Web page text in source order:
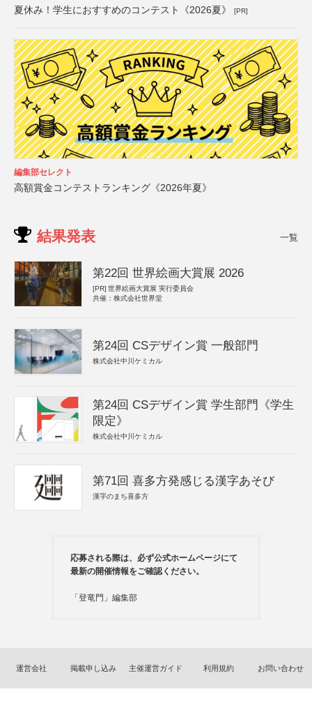
夏休み！学生におすすめのコンテスト《2026夏》 [PR]
編集部セレクト
高額賞金コンテストランキング《2026年夏》
結果発表 一覧
第22回 世界絵画大賞展 2026
[PR] 世界絵画大賞展 実行委員会
共催：株式会社世界堂
第24回 CSデザイン賞 一般部門
株式会社中川ケミカル
第24回 CSデザイン賞 学生部門《学生
限定》
株式会社中川ケミカル
第71回 喜多方発感じる漢字あそび
漢字のまち喜多方
応募される際は、必ず公式ホームページにて
最新の開催情報をご確認ください。
「登竜門」編集部
運営会社 掲載申し込み 主催運営ガイド 利用規約 お問い合わせ